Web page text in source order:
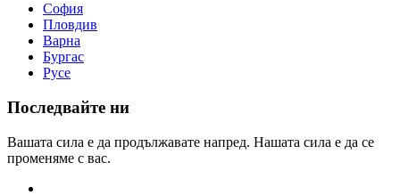
София
Пловдив
Варна
Бургас
Русе
Последвайте ни
Вашата сила е да продължавате напред. Нашата сила е да се
променяме с вас.